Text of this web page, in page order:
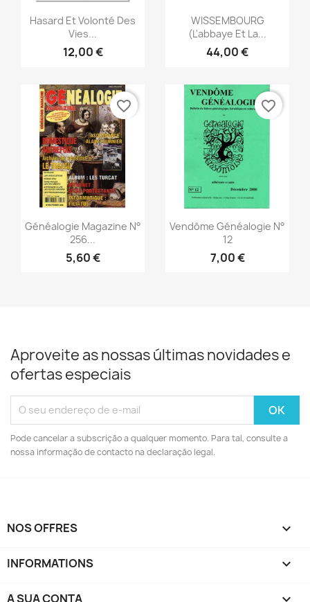
Vista rápida
Hasard Et Volonté Des
Vies...
12,00 €
Vista rápida
WISSEMBOURG
(L'abbaye Et La...
44,00 €
Vista rápida
Généalogie Magazine N°
256...
5,60 €
favorite_border
Vista rápida
Vendôme Généalogie N°
12
7,00 €
favorite_border
Aproveite as nossas últimas novidades e
ofertas especiais
Pode cancelar a subscrição a qualquer momento. Para tal, consulte a
nossa informação de contacto na declaração legal.
NOS OFFRES 
INFORMATIONS 
A SUA CONTA